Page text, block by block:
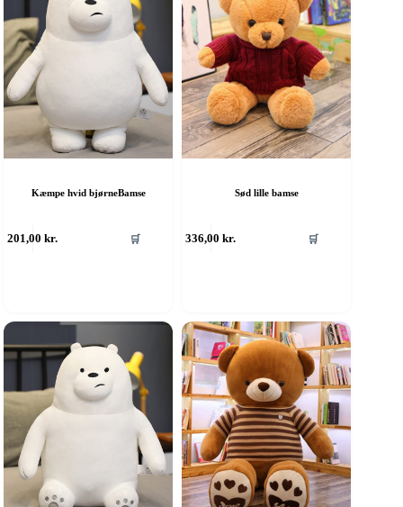
Kæmpe hvid bjørneBamse
201,00kr. 🛒
Sød lille bamse
336,00kr. 🛒